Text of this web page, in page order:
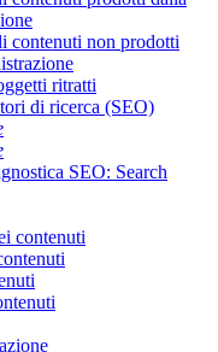
contenuti non prodotti
ritratti
di ricerca (SEO)
SEO: Search
contenuti